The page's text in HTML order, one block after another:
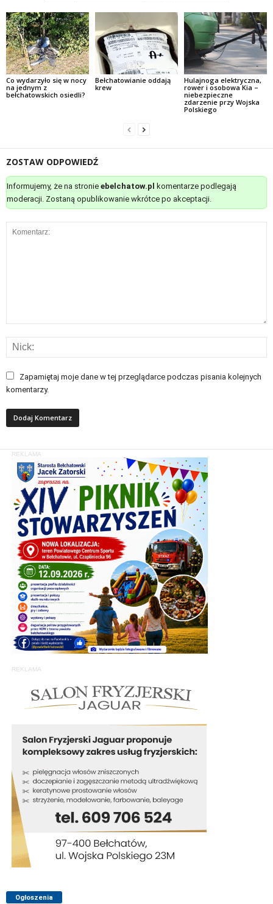
Co wydarzyło się w nocy
na jednym z
bełchatowskich osiedli?
Bełchatowianie oddają
krew
Hulajnoga elektryczna,
rower i osobowa Kia –
niebezpieczne
zdarzenie przy Wojska
Polskiego
ZOSTAW ODPOWIEDŹ
Informujemy, że na stronie ebelchatow.pl
komentarze podlegają
moderacji. Zostaną opublikowanie wkrótce po akceptacji.
Zapamiętaj moje dane w tej przeglądarce podczas pisania kolejnych
komentarzy.
REKLAMA
REKLAMA
Ogłoszenia